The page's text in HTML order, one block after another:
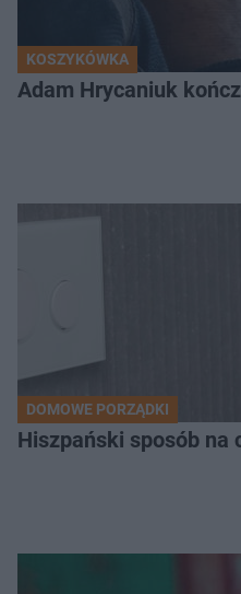
KOSZYKÓWKA
Adam Hrycaniuk
DOMOWE PORZĄDKI
Hiszpański sposób na